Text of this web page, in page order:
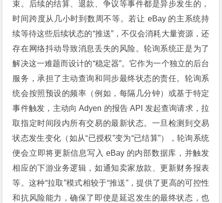
束。后续的结算、退款、争议等事件都是异步发生的，
时间跨度从几小时到数周不等。若让 eBay 的主系统持
续等待这些后续状态的“推送”，不仅会消耗大量资源，还
存在网络抖动导致消息丢失的风险。轮询系统正是为了
解决这一难题而设计的“稳定器”。它作为一个独立的后台
服务，承担了主动查询和同步最终状态的责任。轮询系
统会按照预设的频率（例如，每隔几分钟）或基于特定
事件触发，主动向 Adyen 的报告 API 发起查询请求，拉
取指定时间段内所有交易的最新状态。一旦检测到交易
状态发生变化（如从“已授权”变为“已结算”），轮询系统
便会立即将更新信息写入 eBay 的内部数据库，并触发
相应的下游业务逻辑，如通知卖家放款、更新财务报表
等。这种“拉取”模式相较于“推送”，提供了更高的可控性
和抗风险能力，确保了即使是延迟发生的最终状态，也